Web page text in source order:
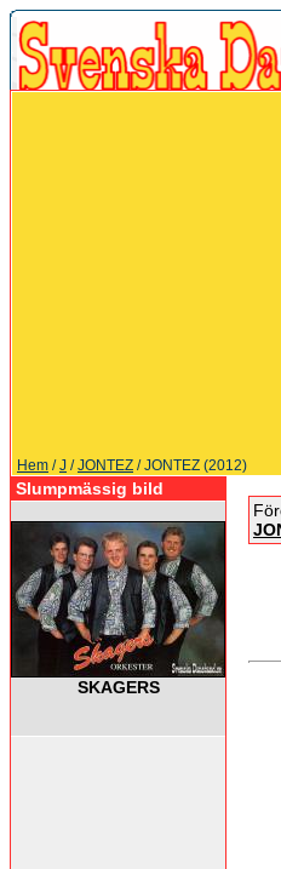
Hem /J /JONTEZ / JONTEZ (2012)
Slumpmässig bild
SKAGERS